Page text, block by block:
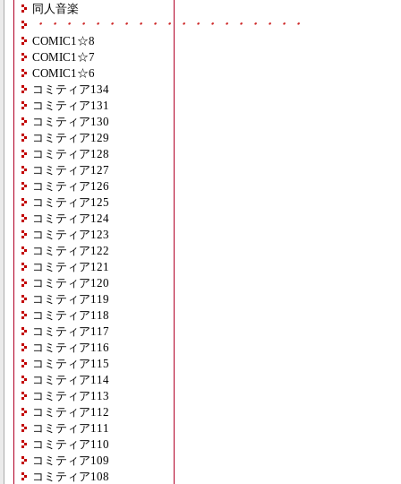
同人音楽
・・・・・・・・・・・・・・・・・・・
COMIC1☆8
COMIC1☆7
COMIC1☆6
コミティア134
コミティア131
コミティア130
コミティア129
コミティア128
コミティア127
コミティア126
コミティア125
コミティア124
コミティア123
コミティア122
コミティア121
コミティア120
コミティア119
コミティア118
コミティア117
コミティア116
コミティア115
コミティア114
コミティア113
コミティア112
コミティア111
コミティア110
コミティア109
コミティア108